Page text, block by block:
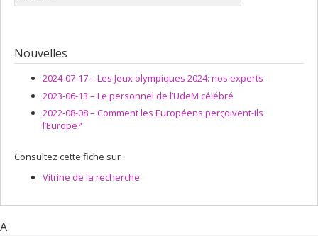
Nouvelles
2024-07-17 – Les Jeux olympiques 2024: nos experts
2023-06-13 – Le personnel de l’UdeM célébré
2022-08-08 – Comment les Européens perçoivent-ils
l’Europe?
Consultez cette fiche sur :
Vitrine de la recherche
A